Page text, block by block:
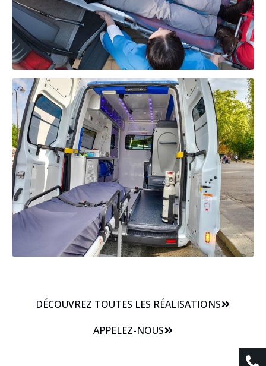
DÉCOUVREZ TOUTES LES RÉALISATIONS
APPELEZ-NOUS